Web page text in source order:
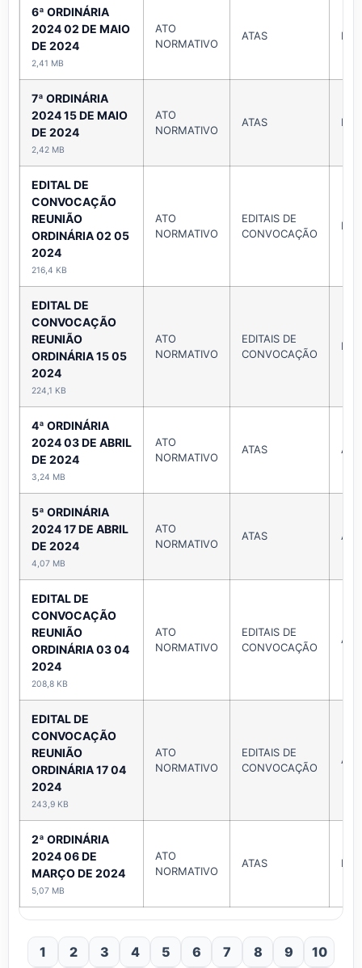
6ª ORDINÁRIA
2024 02 DE MAIO
DE 2024
2,41 MB
ATO
NORMATIVO
ATAS
7ª ORDINÁRIA
2024 15 DE MAIO
DE 2024
2,42 MB
ATO
NORMATIVO
ATAS
EDITAL DE
CONVOCAÇÃO
REUNIÃO
ORDINÁRIA 02 05
2024
216,4 KB
ATO
NORMATIVO
EDITAIS DE
CONVOCAÇÃO
EDITAL DE
CONVOCAÇÃO
REUNIÃO
ORDINÁRIA 15 05
2024
224,1 KB
ATO
NORMATIVO
EDITAIS DE
CONVOCAÇÃO
4ª ORDINÁRIA
2024 03 DE ABRIL
DE 2024
3,24 MB
ATO
NORMATIVO
ATAS
5ª ORDINÁRIA
2024 17 DE ABRIL
DE 2024
4,07 MB
ATO
NORMATIVO
ATAS
EDITAL DE
CONVOCAÇÃO
REUNIÃO
ORDINÁRIA 03 04
2024
208,8 KB
ATO
NORMATIVO
EDITAIS DE
CONVOCAÇÃO
EDITAL DE
CONVOCAÇÃO
REUNIÃO
ORDINÁRIA 17 04
2024
243,9 KB
ATO
NORMATIVO
EDITAIS DE
CONVOCAÇÃO
2ª ORDINÁRIA
2024 06 DE
MARÇO DE 2024
5,07 MB
ATO
NORMATIVO
ATAS
1 2 3 4 5 6 7 8 9
10